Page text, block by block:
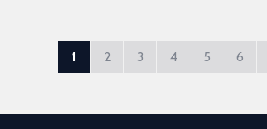
1 2 3 4 5 6